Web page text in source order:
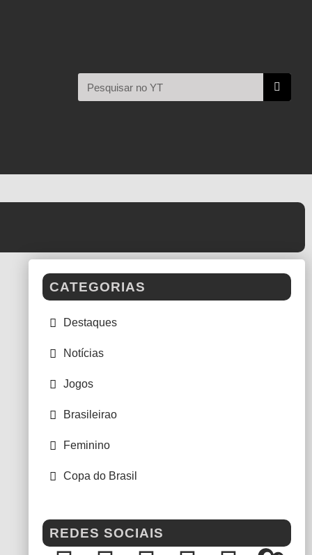
CATEGORIAS
Destaques
Notícias
Jogos
Brasileirao
Feminino
Copa do Brasil
REDES SOCIAIS